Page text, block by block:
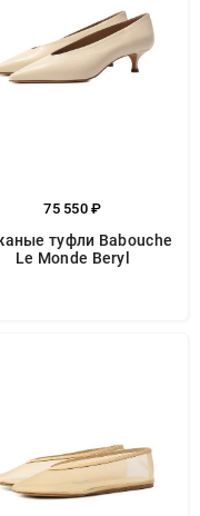
75 550 ₽
туфли Babouche
Le Monde Beryl